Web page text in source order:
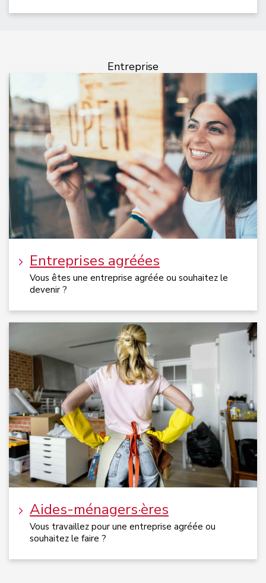
Entreprise
Entreprises agréées
Vous êtes une entreprise agréée ou souhaitez le
devenir ?
Aides-ménagers·ères
Vous travaillez pour une entreprise agréée ou
souhaitez le faire ?